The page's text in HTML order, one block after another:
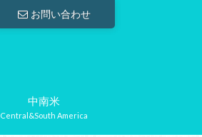
お問い合わせ
Central&South America
中南米